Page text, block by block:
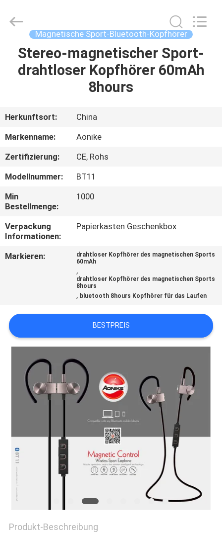
HAUS
ÜBER
UNS
FABRIK-
AUSFLUG
QUALITÄTSKONTROLLE
SIE
IN
VERBINDUNG
FORDERN
SITEMAP
PRIVACY
POLICY
Co,ltd.
Magnetische Sport-Bluetooth-Kopfhörer
Stereo-magnetischer Sport-
drahtloser Kopfhörer 60mAh
8hours
Herkunftsort:
China
Markenname:
Aonike
Zertifizierung:
CE, Rohs
Modellnummer:
BT11
Min
Bestellmenge:
1000
Verpackung
Informationen:
Papierkasten Geschenkbox
Markieren:
drahtloser Kopfhörer des magnetischen Sports
60mAh
,
drahtloser Kopfhörer des magnetischen Sports
8hours
, bluetooth 8hours Kopfhörer für das Laufen
BESTPREIS
Produkt-Beschreibung